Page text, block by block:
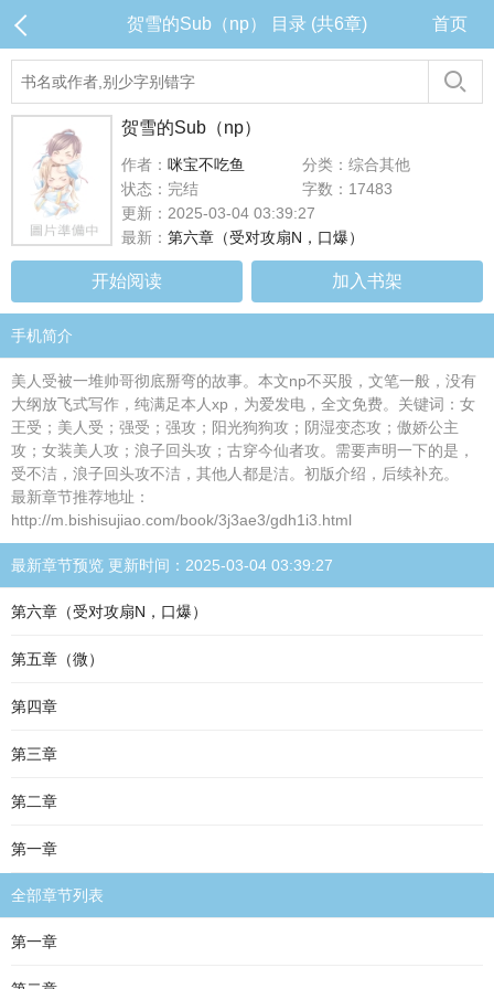
贺雪的Sub（np） 目录 (共6章) 首页
贺雪的Sub（np）
作者： 咪宝不吃鱼
分类：综合其他
状态：完结
字数：17483
更新：2025-03-04 03:39:27
最新： 第六章（受对攻扇N，口爆）
开始阅读 加入书架
手机简介
美人受被一堆帅哥彻底掰弯的故事。本文np不买股，文笔一般，没有
大纲放飞式写作，纯满足本人xp，为爱发电，全文免费。关键词：女
王受；美人受；强受；强攻；阳光狗狗攻；阴湿变态攻；傲娇公主
攻；女装美人攻；浪子回头攻；古穿今仙者攻。需要声明一下的是，
受不洁，浪子回头攻不洁，其他人都是洁。初版介绍，后续补充。
最新章节推荐地址：
http://m.bishisujiao.com/book/3j3ae3/gdh1i3.html
最新章节预览 更新时间：2025-03-04 03:39:27
第六章（受对攻扇N，口爆）
第五章（微）
第四章
第三章
第二章
第一章
全部章节列表
第一章